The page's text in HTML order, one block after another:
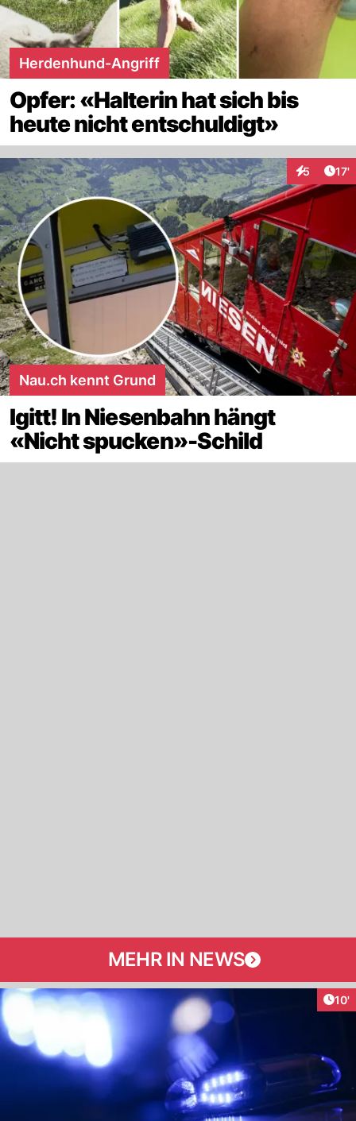
Herdenhund-Angriff
Opfer: «Halterin hat sich bis
heute nicht entschuldigt»
5 17'
Nau.ch kennt Grund
Igitt! In Niesenbahn hängt
«Nicht spucken»-Schild
MEHR IN NEWS
10'